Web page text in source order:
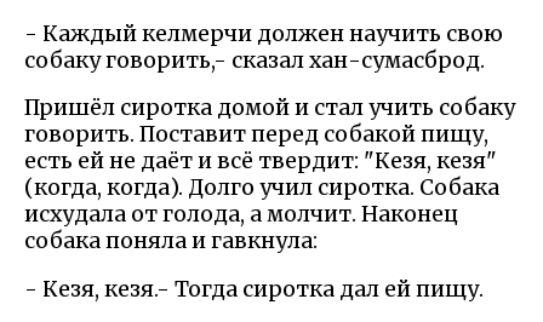
- Каждый келмерчи должен научить свою
собаку говорить,- сказал хан-сумасброд.
Пришёл сиротка домой и стал учить собаку
говорить. Поставит перед собакой пищу,
есть ей не даёт и всё твердит: "Кезя, кезя"
(когда, когда). Долго учил сиротка. Собака
исхудала от голода, а молчит. Наконец
собака поняла и гавкнула:
- Кезя, кезя.- Тогда сиротка дал ей пищу.